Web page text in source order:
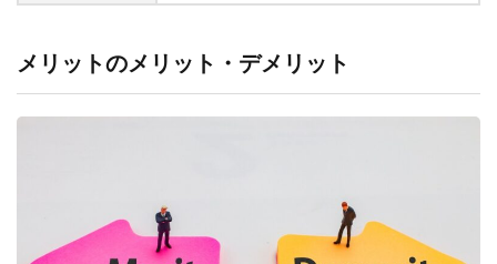
メリットのメリット・デメリット